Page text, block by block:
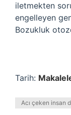
iletmekten
engelleyen
Bozukluk
Tarih:
Acı çeken insan